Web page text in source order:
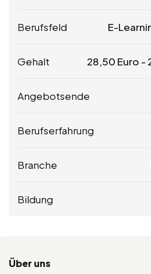
Berufsfeld E-
Gehalt 28,50 Euro -
Angebotsende
Berufserfahrung
Branche
Bildung
Über uns